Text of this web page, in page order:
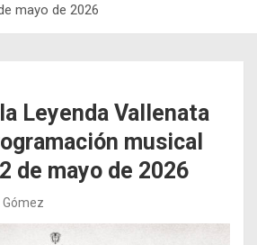
mayo de 2026
Leyenda Vallenata
musical
de mayo de 2026